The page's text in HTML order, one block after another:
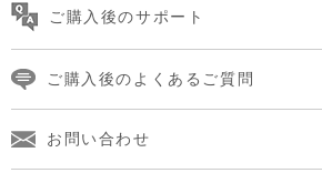
ご購入後のサポート
ご購入後のよくあるご質問
お問い合わせ